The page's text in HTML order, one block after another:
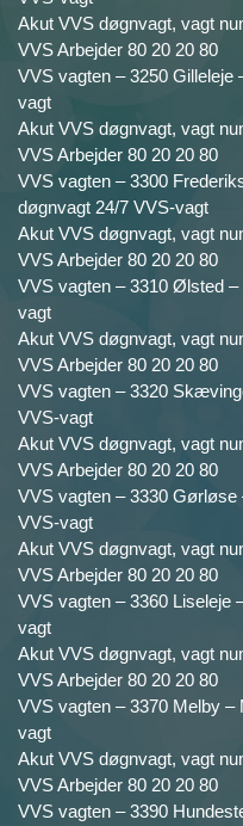
Akut VVS døgnvagt, vagt
VVS Arbejder 80 20 20 80
VVS vagten – 3250 Gilleleje
vagt
Akut VVS døgnvagt, vagt
VVS Arbejder 80 20 20 80
VVS vagten – 3300
døgnvagt 24/7 VVS-vagt
Akut VVS døgnvagt, vagt
VVS Arbejder 80 20 20 80
VVS vagten – 3310 Ølsted
vagt
Akut VVS døgnvagt, vagt
VVS Arbejder 80 20 20 80
VVS vagten – 3320
VVS-vagt
Akut VVS døgnvagt, vagt
VVS Arbejder 80 20 20 80
VVS vagten – 3330
VVS-vagt
Akut VVS døgnvagt, vagt
VVS Arbejder 80 20 20 80
VVS vagten – 3360 Liseleje
vagt
Akut VVS døgnvagt, vagt
VVS Arbejder 80 20 20 80
VVS vagten – 3370 Melby
vagt
Akut VVS døgnvagt, vagt
VVS Arbejder 80 20 20 80
VVS vagten – 3390